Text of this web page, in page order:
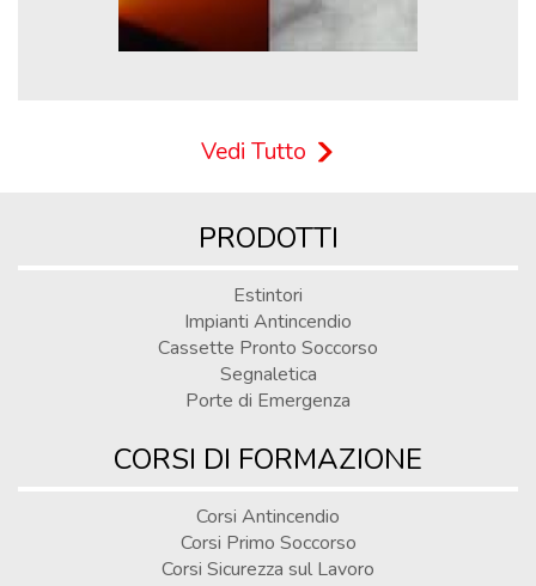
Vedi Tutto
PRODOTTI
Estintori
Impianti Antincendio
Cassette Pronto Soccorso
Segnaletica
Porte di Emergenza
CORSI DI FORMAZIONE
Corsi Antincendio
Corsi Primo Soccorso
Corsi Sicurezza sul Lavoro